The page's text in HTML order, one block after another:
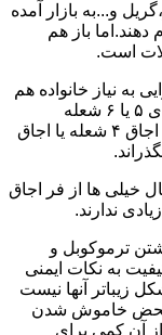
و...به بازار آمده
دهند.اما باز هم
است.
به نیاز خانواده هم
توجه کرد.برای خانواده های پرجمعیت اجاق های ۵ یا ۶ شعله
مناسب است اما یک خانواده کم جمعیت با یک اجاق ۴ شعله یا اجاق
خیلی ها از فر اجاق
ندارند.
ترموکوبل و
به نکات ایمنی
زیباتر آنها نیست
محض خاموش شدن
آن کمی برای